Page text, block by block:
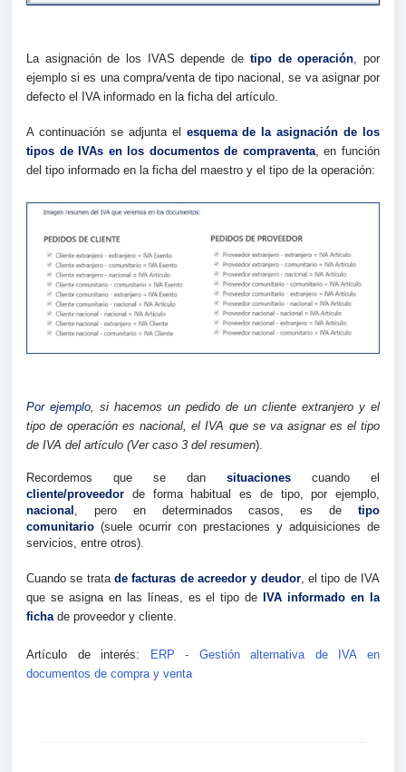
La asignación de los IVAS depende de tipo de operación , por
ejemplo si es una compra/venta de tipo nacional, se va asignar por
defecto el IVA informado en la ficha del artículo.
A continuación se adjunta el esquema de la asignación de los
tipos de IVAs en los documentos de compraventa, en función
del tipo informado en la ficha del maestro y el tipo de la operación:
Por ejemplo , si hacemos un pedido de un cliente extranjero y el
tipo de operación es nacional, el IVA que se va asignar es el tipo
de IVA del artículo (Ver caso 3 del resumen).
Recordemos que se dan situaciones cuando el
cliente/proveedor de forma habitual es de tipo, por ejemplo,
nacional , pero en determinados casos, es de tipo
comunitario (suele ocurrir con prestaciones y adquisiciones de
servicios, entre otros).
Cuando se trata de facturas de acreedor y deudor, el tipo de IVA
que se asigna en las líneas, es el tipo deIVA informado en la
ficha de proveedor y cliente.
Artículo de interés: ERP - Gestión alternativa de IVA en
documentos de compra y venta